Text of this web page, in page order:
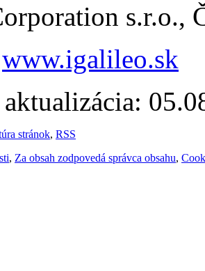
s.r.o.,
www.igalileo.sk
aktualizácia:
stránok, RSS
, Za obsah zodpovedá správca obsahu,